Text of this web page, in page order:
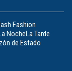
Fashion
NocheLa Tarde
de Estado